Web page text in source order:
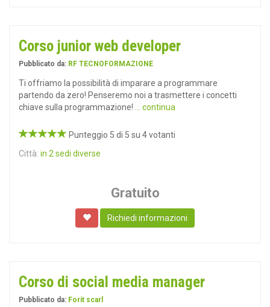
Corso junior web developer
Pubblicato da: RF TECNOFORMAZIONE
Ti offriamo la possibilità di imparare a programmare
partendo da zero! Penseremo noi a trasmettere i concetti
chiave sulla programmazione!
... continua
Punteggio 5 di 5 su 4 votanti
Città: in 2 sedi diverse
Gratuito
Richiedi informazioni
Corso di social media manager
Pubblicato da: Forit scarl